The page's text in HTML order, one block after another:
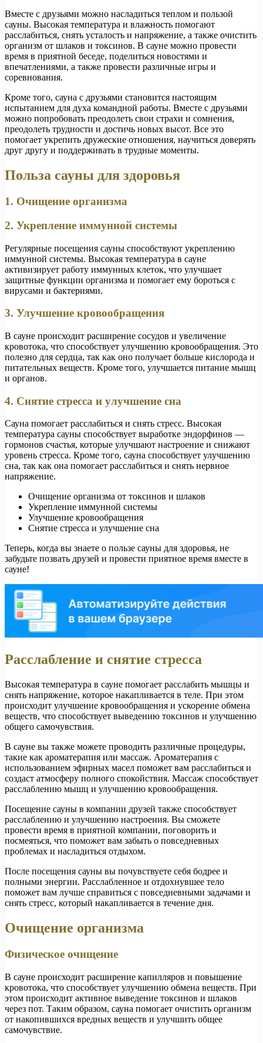
Вместе с друзьями можно насладиться теплом и пользой
сауны. Высокая температура и влажность помогают
расслабиться, снять усталость и напряжение, а также очистить
организм от шлаков и токсинов. В сауне можно провести
время в приятной беседе, поделиться новостями и
впечатлениями, а также провести различные игры и
соревнования.
Кроме того, сауна с друзьями становится настоящим
испытанием для духа командной работы. Вместе с друзьями
можно попробовать преодолеть свои страхи и сомнения,
преодолеть трудности и достичь новых высот. Все это
помогает укрепить дружеские отношения, научиться доверять
друг другу и поддерживать в трудные моменты.
Польза сауны для здоровья
1. Очищение организма
2. Укрепление иммунной системы
Регулярные посещения сауны способствуют укреплению
иммунной системы. Высокая температура в сауне
активизирует работу иммунных клеток, что улучшает
защитные функции организма и помогает ему бороться с
вирусами и бактериями.
3. Улучшение кровообращения
В сауне происходит расширение сосудов и увеличение
кровотока, что способствует улучшению кровообращения. Это
полезно для сердца, так как оно получает больше кислорода и
питательных веществ. Кроме того, улучшается питание мышц
и органов.
4. Снятие стресса и улучшение сна
Сауна помогает расслабиться и снять стресс. Высокая
температура сауны способствует выработке эндорфинов —
гормонов счастья, которые улучшают настроение и снижают
уровень стресса. Кроме того, сауна способствует улучшению
сна, так как она помогает расслабиться и снять нервное
напряжение.
Очищение организма от токсинов и шлаков
Укрепление иммунной системы
Улучшение кровообращения
Снятие стресса и улучшение сна
Теперь, когда вы знаете о пользе сауны для здоровья, не
забудьте позвать друзей и провести приятное время вместе в
сауне!
Расслабление и снятие стресса
Высокая температура в сауне помогает расслабить мышцы и
снять напряжение, которое накапливается в теле. При этом
происходит улучшение кровообращения и ускорение обмена
веществ, что способствует выведению токсинов и улучшению
общего самочувствия.
В сауне вы также можете проводить различные процедуры,
такие как ароматерапия или массаж. Ароматерапия с
использованием эфирных масел поможет вам расслабиться и
создаст атмосферу полного спокойствия. Массаж способствует
расслаблению мышц и улучшению кровообращения.
Посещение сауны в компании друзей также способствует
расслаблению и улучшению настроения. Вы сможете
провести время в приятной компании, поговорить и
посмеяться, что поможет вам забыть о повседневных
проблемах и насладиться отдыхом.
После посещения сауны вы почувствуете себя бодрее и
полными энергии. Расслабленное и отдохнувшее тело
поможет вам лучше справиться с повседневными задачами и
снять стресс, который накапливается в течение дня.
Очищение организма
Физическое очищение
В сауне происходит расширение капилляров и повышение
кровотока, что способствует улучшению обмена веществ. При
этом происходит активное выведение токсинов и шлаков
через пот. Таким образом, сауна помогает очистить организм
от накопившихся вредных веществ и улучшить общее
самочувствие.